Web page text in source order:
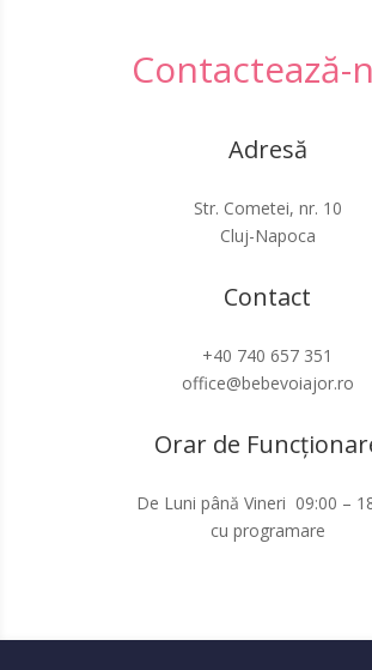
Contactează-
Adresă
Str. Cometei, nr. 10
Cluj-Napoca
Contact
+40 740 657 351
office@bebevoiajor.ro
Orar de
De Luni până Vineri 09:00 –
cu programare